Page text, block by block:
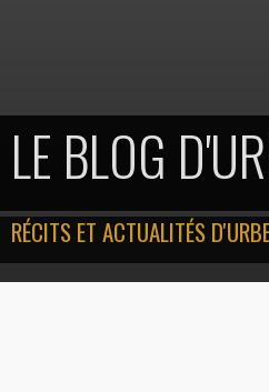
LE BLOG
RÉCITS ET ACTUALITÉS